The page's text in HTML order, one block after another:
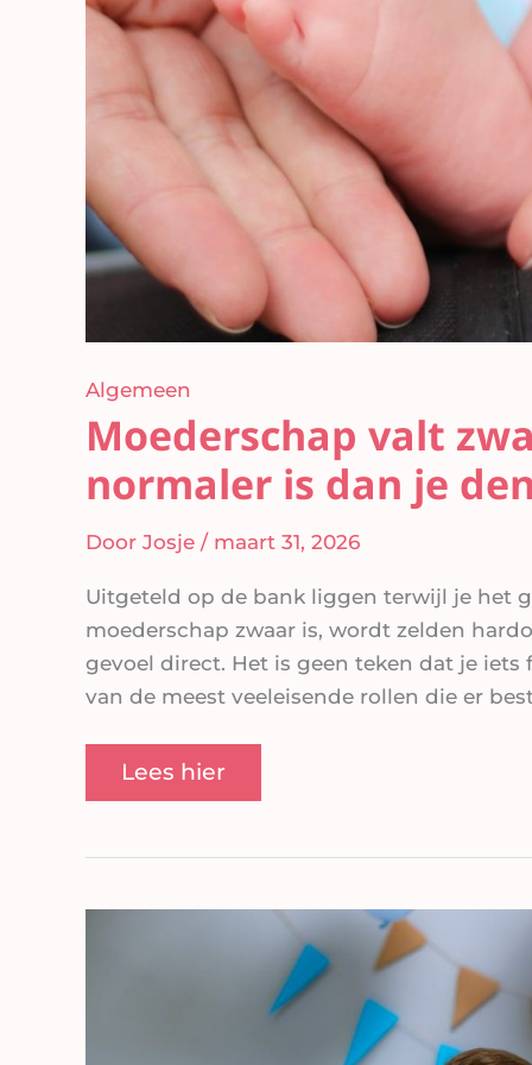
Algemeen
Moederschap valt
normaler is dan je
Door Josje / maart 31, 2026
Uitgeteld op de bank liggen terwijl je het
moederschap zwaar is, wordt zelden
gevoel direct. Het is geen teken dat je
van de meest veeleisende rollen die er
Lees hier
Geboortekaartjes
aankondiging